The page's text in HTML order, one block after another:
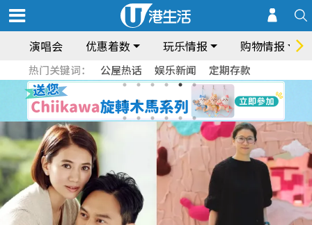
演唱会 优惠着数 玩乐情报 购物情报
热门关键词： 公屋热话 娱乐新闻 定期存款